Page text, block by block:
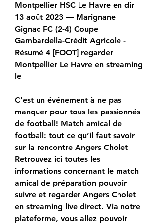
Montpellier HSC Le Havre en dir
13 août 2023 — Marignane
Gignac FC (2-4) Coupe
Gambardella-Crédit Agricole -
Résumé 4 [FOOT] regarder
Montpellier Le Havre en streaming
le
C’est un événement à ne pas
manquer pour tous les passionnés
de football! Match amical de
football: tout ce qu’il faut savoir
sur la rencontre Angers Cholet
Retrouvez ici toutes les
informations concernant le match
amical de préparation pouvoir
suivre et regarder Angers Cholet
en streaming live direct. Via notre
plateforme, vous allez pouvoir